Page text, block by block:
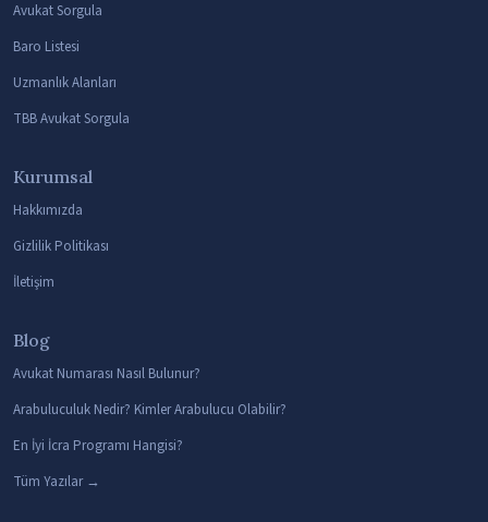
Avukat Sorgula
Baro Listesi
Uzmanlık Alanları
TBB Avukat Sorgula
Kurumsal
Hakkımızda
Gizlilik Politikası
İletişim
Blog
Avukat Numarası Nasıl Bulunur?
Arabuluculuk Nedir? Kimler Arabulucu Olabilir?
En İyi İcra Programı Hangisi?
Tüm Yazılar →